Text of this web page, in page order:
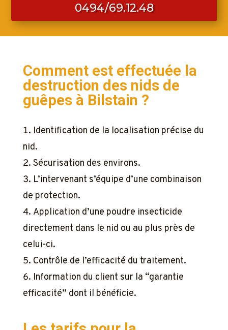
0494/69.12.48
Comment est effectuée la
destruction des nids de
guêpes à Bilstain ?
Identification de la localisation précise du
nid.
Sécurisation des environs.
L’intervenant s’équipe d’une combinaison
de protection.
Application d’une poudre insecticide
directement dans le nid ou au plus près de
celui-ci.
Contrôle de l’efficacité du traitement.
Information du client sur la “garantie
efficacité” dont il bénéficie.